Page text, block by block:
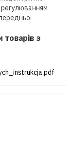
товарів з